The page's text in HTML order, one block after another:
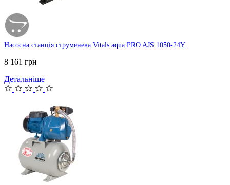
Насосна станція струменева Vitals aqua PRO AJS 1050-24Y
8 161 грн
Детальніше